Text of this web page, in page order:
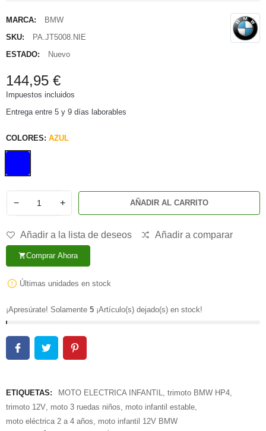
MARCA:
BMW
SKU:
PA.JT5008.NIE
ESTADO:
Nuevo
144,95 €
Impuestos incluidos
Entrega entre 5 y 9 días laborables
COLORES: AZUL
− + AÑADIR AL CARRITO
Añadir a la lista de deseos Añadir a comparar
shopping_cartComprar Ahora
Últimas unidades en stock
¡Apresúrate! Solamente 5 ¡Artículo(s) dejado(s) en stock!
ETIQUETAS: MOTO ELECTRICA INFANTIL trimoto BMW HP4
trimoto 12V moto 3 ruedas niños moto infantil estable
moto eléctrica 2 a 4 años
moto infantil 12V BMW